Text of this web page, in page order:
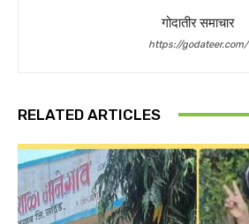
गोदातीर समाचार
https://godateer.com/
RELATED ARTICLES